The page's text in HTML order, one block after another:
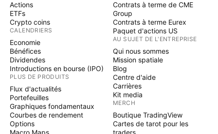
Actions
ETFs
Crypto coins
CALENDRIERS
Economie
Bénéfices
Dividendes
Introductions en bourse (IPO)
PLUS DE PRODUITS
Flux d'actualités
Portefeuilles
Graphiques fondamentaux
Courbes de rendement
Options
Macro Maps
Contrats à terme de CME
Group
Contrats à terme Eurex
Paquet d'actions US
AU SUJET DE L'ENTREPRISE
Qui nous sommes
Mission spatiale
Blog
Centre d'aide
Carrières
Kit media
MERCH
Boutique TradingView
Cartes de tarot pour les
traders